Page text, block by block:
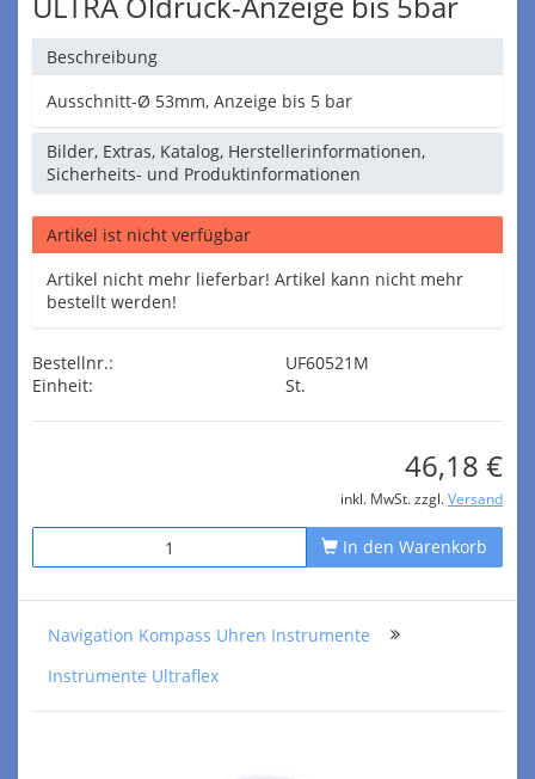
Beschreibung
Ausschnitt-Ø 53mm, Anzeige bis 5 bar
Bilder, Extras, Katalog, Herstellerinformationen,
Sicherheits- und Produktinformationen
Artikel ist nicht verfügbar
Artikel nicht mehr lieferbar! Artikel kann nicht mehr
bestellt werden!
Bestellnr.:
UF60521M
Einheit:
St.
46,18 €
inkl. MwSt. zzgl. Versand
In den Warenkorb
Navigation Kompass Uhren Instrumente
Instrumente Ultraflex